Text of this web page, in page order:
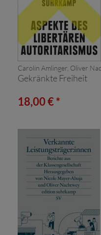
Carolin Amlinger, Oliver
Gekränkte Freiheit
18,00 € *